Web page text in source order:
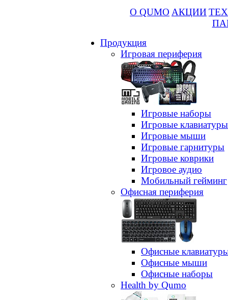
О QUMO АКЦИИ
Продукция
Игровая периферия
Игровые наборы
Игровые клавиатуры
Игровые мыши
Игровые гарнитуры
Игровые коврики
Игровое аудио
Мобильный гейминг
Офисная периферия
Офисные
Офисные мыши
Офисные наборы
Health by Qumo